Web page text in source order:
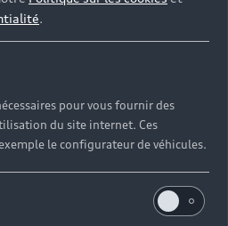
de mise en
de la mort.
Eric Minh
nous présente
un film saisissant
dans laquelle il a
durant de
.
pour vous fournir des
du site internet. Ces
le configurateur de véhicules.